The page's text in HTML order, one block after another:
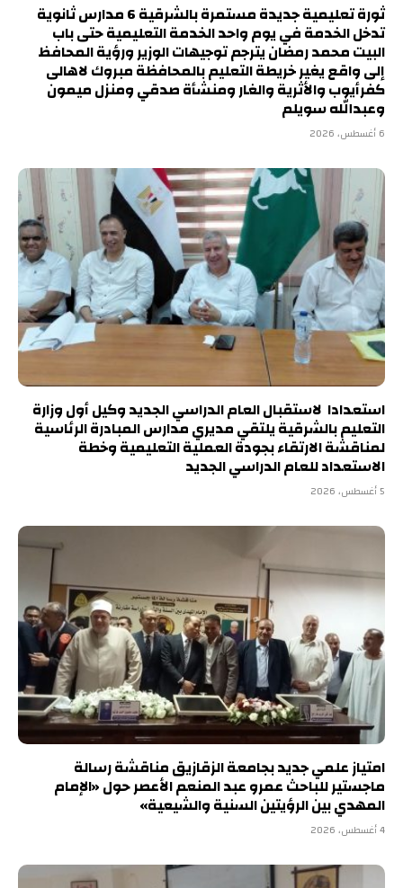
ثورة تعليمية جديدة مستمرة بالشرقية 6 مدارس ثانوية
تدخل الخدمة في يوم واحد الخدمة التعليمية حتى باب
البيت محمد رمضان يترجم توجيهات الوزير ورؤية المحافظ
إلى واقع يغير خريطة التعليم بالمحافظة مبروك لاهالى
كفرأيوب والأثرية والغار ومنشأة صدقي ومنزل ميمون
وعبدالله سويلم
6 أغسطس، 2026
استعدادا لاستقبال العام الدراسي الجديد وكيل أول وزارة
التعليم بالشرقية يلتقي مديري مدارس المبادرة الرئاسية
لمناقشة الارتقاء بجودة العملية التعليمية وخطة
الاستعداد للعام الدراسي الجديد
5 أغسطس، 2026
امتياز علمي جديد بجامعة الزقازيق مناقشة رسالة
ماجستير للباحث عمرو عبد المنعم الأعصر حول «الإمام
المهدي بين الرؤيتين السنية والشيعية»
4 أغسطس، 2026